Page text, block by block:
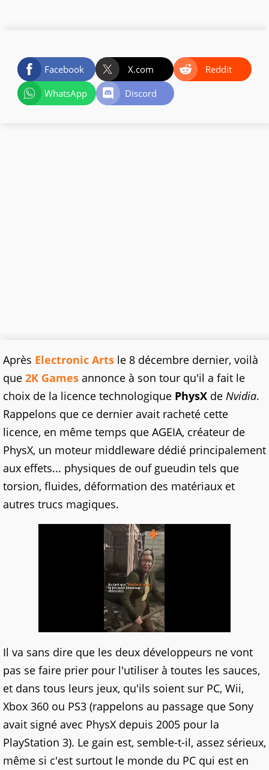
Facebook X.com
Reddit
WhatsApp
Discord
Après Electronic Arts le 8 décembre dernier, voilà
que 2K Games annonce à son tour qu'il a fait le
choix de la licence technologique PhysX de Nvidia.
Rappelons que ce dernier avait racheté cette
licence, en même temps que AGEIA, créateur de
PhysX, un moteur middleware dédié principalement
aux effets... physiques de ouf gueudin tels que
torsion, fluides, déformation des matériaux et
autres trucs magiques.
Il va sans dire que les deux développeurs ne vont
pas se faire prier pour l'utiliser à toutes les sauces,
et dans tous leurs jeux, qu'ils soient sur PC, Wii,
Xbox 360 ou PS3 (rappelons au passage que Sony
avait signé avec PhysX depuis 2005 pour la
PlayStation 3). Le gain est, semble-t-il, assez sérieux,
même si c'est surtout le monde du PC qui est en